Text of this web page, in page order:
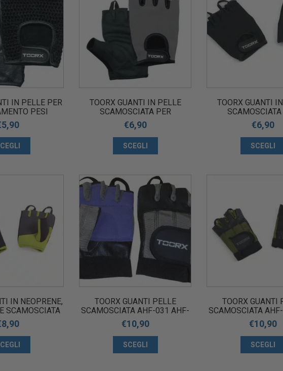
IN PELLE PER
PESI
5,90
TOORX GUANTI IN PELLE
SCAMOSCIATA PER
SOLLEVAMENTO PESI GRIGI
€6,90
SCEGLI
TOORX GUANTI
SOLLEVAMENTO
€6,90
SCEGLI
IN NEOPRENE,
SCAMOSCIATA
PESI
VERDI
8,90
TOORX GUANTI PELLE
SCAMOSCIATA AHF-031 AHF-
032 AHF-033 AHF-034
€10,90
SCEGLI
TOORX GUANTI
SCAMOSCIATA
241 AHF-242
€10,90
SCEGLI